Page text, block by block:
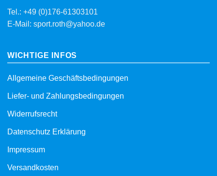
Tel.: +49 (0)176-61303101
E-Mail: sport.roth@yahoo.de
WICHTIGE INFOS
Allgemeine Geschäftsbedingungen
Liefer- und Zahlungsbedingungen
Widerrufsrecht
Datenschutz Erklärung
Impressum
Versandkosten